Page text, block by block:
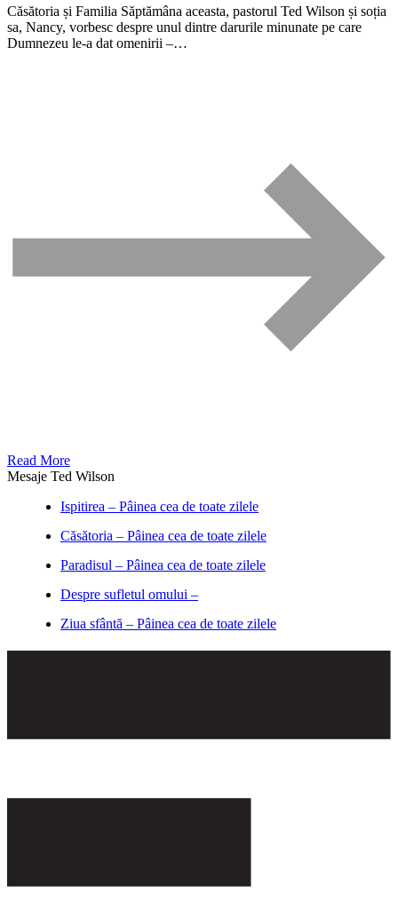
Căsătoria și Familia Săptămâna aceasta, pastorul Ted Wilson și soția
sa, Nancy, vorbesc despre unul dintre darurile minunate pe care
Dumnezeu le-a dat omenirii –…
Read More
Mesaje Ted Wilson
Ispitirea – Pâinea cea de toate zilele
Căsătoria – Pâinea cea de toate zilele
Paradisul – Pâinea cea de toate zilele
Despre sufletul omului –
Ziua sfântă – Pâinea cea de toate zilele